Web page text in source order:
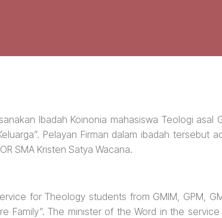
Ibadah Koinonia mahasiswa Teologi asal
Pelayan Firman dalam ibadah tersebut
SMA Kristen Satya Wacana.
for Theology students from GMIM, GPM,
Family”. The minister of the Word in the service